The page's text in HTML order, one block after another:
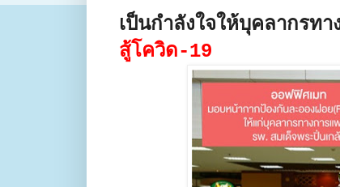
เป็นกำลังใจให้บุคลากรท
สู้โควิด-19